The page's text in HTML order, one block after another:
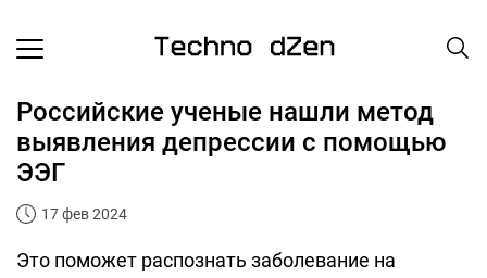
Российские ученые нашли метод
выявления депрессии с помощью
ЭЭГ
17 фев 2024
Это поможет распознать заболевание на